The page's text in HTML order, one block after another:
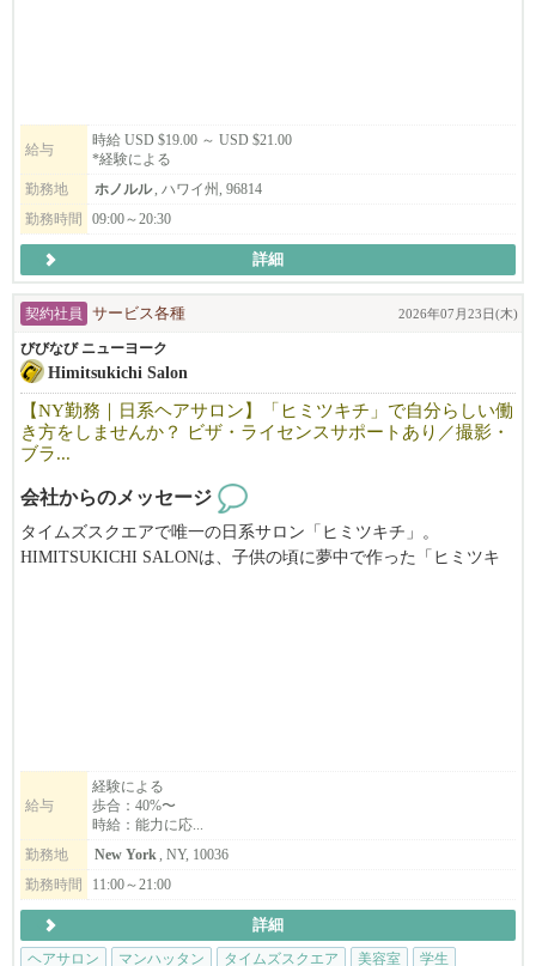
給与
時給 USD $19.00 ～ USD $21.00
*経験による
勤務地
ホノルル , ハワイ州, 96814
勤務時間
09:00～20:30
詳細
契約社員 サービス各種 2026年07月23日(木)
びびなび ニューヨーク
Himitsukichi Salon
【NY勤務｜日系ヘアサロン】「ヒミツキチ」で自分らしい働
き方をしませんか？ ビザ・ライセンスサポートあり／撮影・
ブラ...
会社からのメッセージ
タイムズスクエアで唯一の日系サロン「ヒミツキチ」。
HIMITSUKICHI SALONは、子供の頃に夢中で作った「ヒミツキ
海外が初めてでも大丈夫！ビザ・ライセンスの取得もサポートし
ます。
「自分らしい美容師ライフをNYで送りたい」そんな方をお待ちし
ています◎
給与
経験による
歩合：40%〜
時給：能力に応...
勤務地
New York, NY, 10036
勤務時間
11:00～21:00
詳細
ヘアサロン
マンハッタン タイムズスクエア 美容室 学生